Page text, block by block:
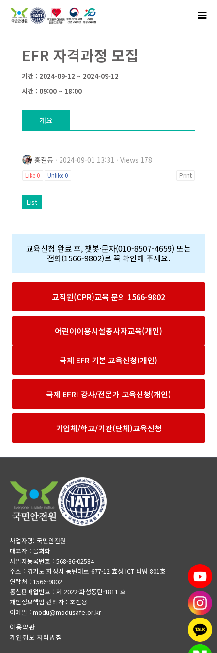
EFR 자격과정 모집
기간 : 2024-09-12 ~ 2024-09-12
시간 : 09:00 ~ 18:00
개요
홍길동 · 2024-09-01 13:31 · Views 178
Like 0 Unlike0 Print
List
교육신청 완료 후, 챗봇·문자(010-8507-4659) 또는
전화(1566-9802)로 꼭 확인해 주세요.
교직원(CPR)교육 문의 1566-9802
어린이이용시설종사자교육(개인)
국제 EFR 기본 교육신청(개인)
국제 EFRI 강사/전문가 교육신청(개인)
기업체/학교/기관(단체)교육신청
사업자명: 국민안전원
대표자 : 음희화
사업자등록번호 : 568-86-02584
주소 : 경기도 화성시 동탄대로 677-12 효성 ICT 타워 801호
연락처 : 1566-9802
통신판매업번호 : 제 2022-화성동탄-1811 호
개인정보책임 관리자 : 조진용
이메일 : modu@modusafe.or.kr
이용약관
개인정보 처리방침